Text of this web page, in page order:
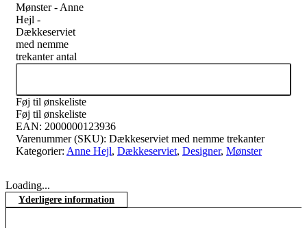
Mønster - Anne
Hejl -
Dækkeserviet
med nemme
trekanter antal
Føj til ønskeliste
Føj til ønskeliste
EAN: 2000000123936
Varenummer (SKU): Dækkeserviet med nemme trekanter
Kategorier: Anne Hejl, Dækkeserviet, Designer, Mønster
Loading...
Yderligere information